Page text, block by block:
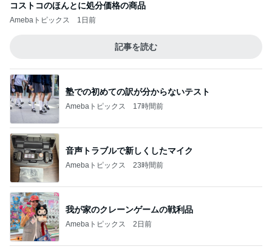
コストコのほんとに処分価格の商品
Amebaトピックス 1日前
記事を読む
塾での初めての訳が分からないテスト
Amebaトピックス 17時間前
音声トラブルで新しくしたマイク
Amebaトピックス 23時間前
我が家のクレーンゲームの戦利品
Amebaトピックス 2日前